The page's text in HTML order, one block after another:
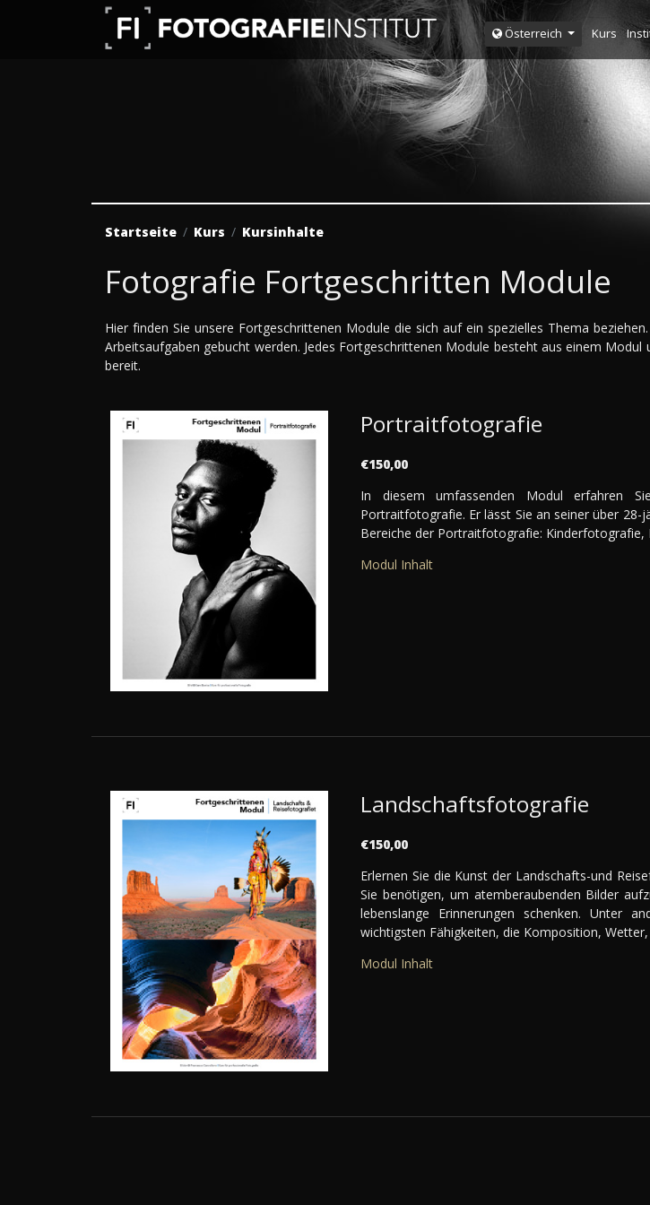
Österreich Kurs
Startseite Kurs Kursinhalte
Fotografie Fortgeschritten Module
Hier finden Sie unsere Fortgeschrittenen Module die sich auf ein spezielles Thema
Arbeitsaufgaben gebucht werden. Jedes Fortgeschrittenen Module besteht aus einem
bereit.
Portraitfotografie
€150,00
In diesem umfassenden Modul erfahren
Portraitfotografie. Er lässt Sie an seiner über
Bereiche der Portraitfotografie:
Modul Inhalt
Landschaftsfotografie
€150,00
Erlernen Sie die Kunst der Landschafts-und
Sie benötigen, um atemberaubenden Bilder
lebenslange Erinnerungen schenken. Unter
wichtigsten Fähigkeiten, die Komposition,
Modul Inhalt